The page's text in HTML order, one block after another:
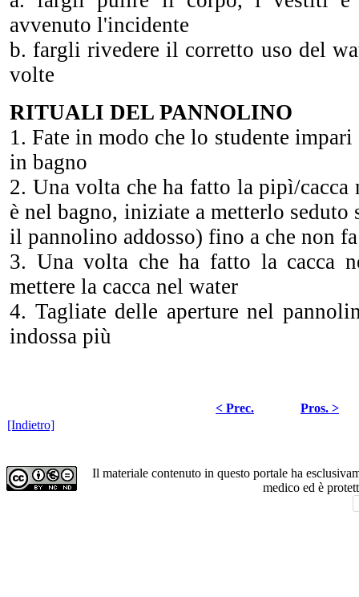
avvenuto l'incidente
b. fargli rivedere il corretto uso del
volte
RITUALI DEL PANNOLINO
1. Fate in modo che lo studente
in bagno
2. Una volta che ha fatto la pipì/cacca
è nel bagno, iniziate a metterlo seduto
il pannolino addosso) fino a che non
3. Una volta che ha fatto la cacca
mettere la cacca nel water
4. Tagliate delle aperture nel
indossa più
< Prec.
Pros. >
[Indietro]
Il materiale contenuto in questo portale ha
medico ed è